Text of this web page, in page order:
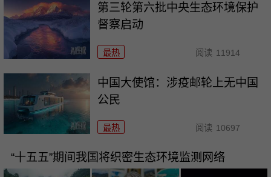
第三轮第六批中央生态环境保护
督察启动
最热 阅读 11914
中国大使馆：涉疫邮轮上无中国
公民
最热 阅读 10697
“十五五”期间我国将织密生态环境监测网络